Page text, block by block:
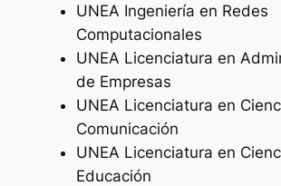
UNEA Ingeniería en Redes
Computacionales
UNEA Licenciatura en
de Empresas
UNEA Licenciatura en
Comunicación
UNEA Licenciatura en
Educación